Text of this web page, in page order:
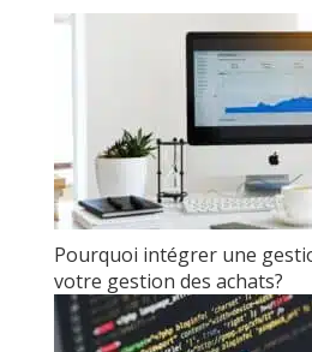
Pourquoi intégrer une
votre gestion des achats?